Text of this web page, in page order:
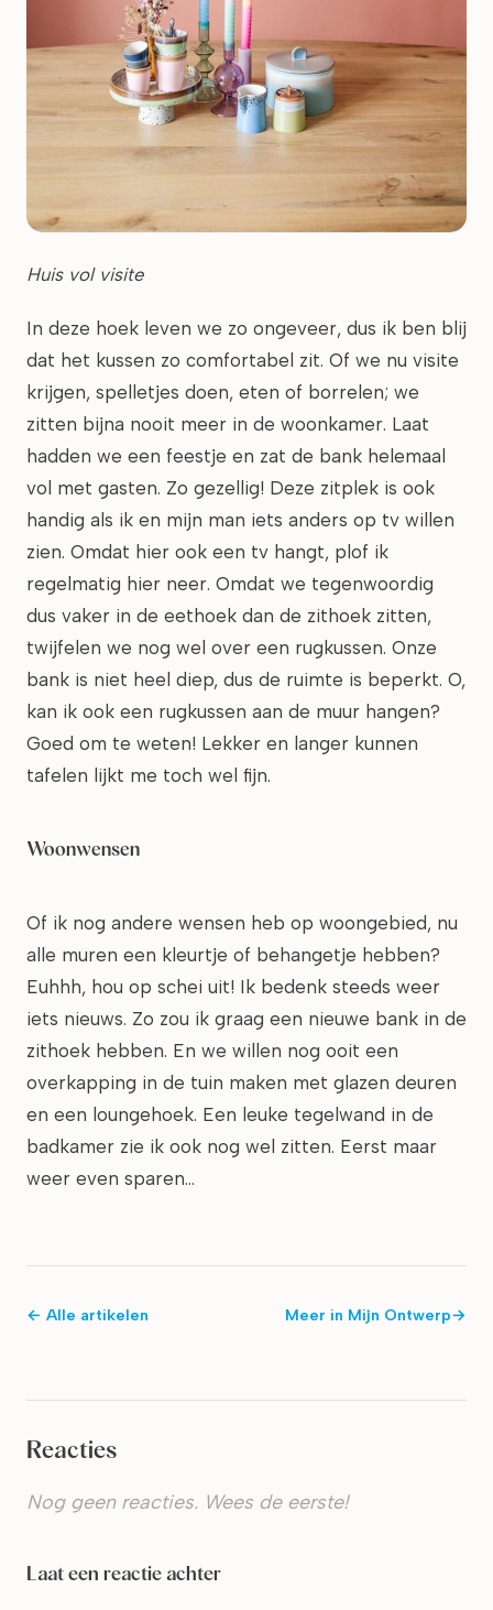
Huis vol visite
In deze hoek leven we zo ongeveer, dus ik ben blij
dat het kussen zo comfortabel zit. Of we nu visite
krijgen, spelletjes doen, eten of borrelen; we
zitten bijna nooit meer in de woonkamer. Laat
hadden we een feestje en zat de bank helemaal
vol met gasten. Zo gezellig! Deze zitplek is ook
handig als ik en mijn man iets anders op tv willen
zien. Omdat hier ook een tv hangt, plof ik
regelmatig hier neer. Omdat we tegenwoordig
dus vaker in de eethoek dan de zithoek zitten,
twijfelen we nog wel over een rugkussen. Onze
bank is niet heel diep, dus de ruimte is beperkt. O,
kan ik ook een rugkussen aan de muur hangen?
Goed om te weten! Lekker en langer kunnen
tafelen lijkt me toch wel fijn.
Woonwensen
Of ik nog andere wensen heb op woongebied, nu
alle muren een kleurtje of behangetje hebben?
Euhhh, hou op schei uit! Ik bedenk steeds weer
iets nieuws. Zo zou ik graag een nieuwe bank in de
zithoek hebben. En we willen nog ooit een
overkapping in de tuin maken met glazen deuren
en een loungehoek. Een leuke tegelwand in de
badkamer zie ik ook nog wel zitten. Eerst maar
weer even sparen…
← Alle artikelen Meer in Mijn Ontwerp→
Reacties
Nog geen reacties. Wees de eerste!
Laat een reactie achter